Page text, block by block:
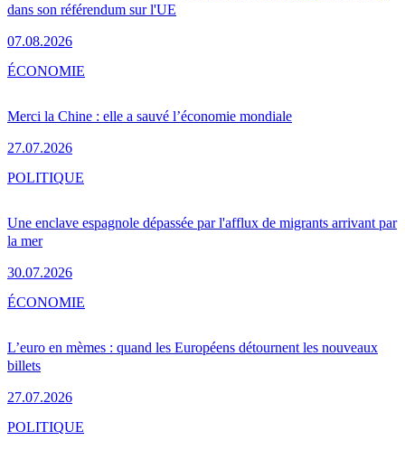
dans son référendum sur l'UE
07.08.2026
Merci la Chine : elle a sauvé l’économie mondiale
27.07.2026
ÉCONOMIE
Une enclave espagnole dépassée par l'afflux de migrants arrivant par
la mer
30.07.2026
POLITIQUE
L’euro en mèmes : quand les Européens détournent les nouveaux
billets
27.07.2026
ÉCONOMIE
POLITIQUE